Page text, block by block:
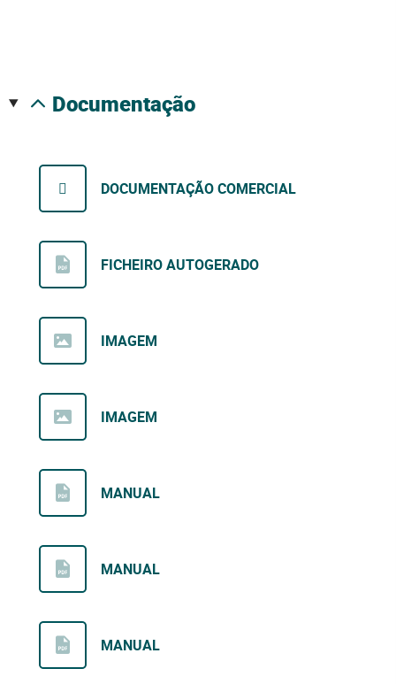
documentação
DOCUMENTAÇÃO COMERCIAL
FICHEIRO AUTOGERADO
IMAGEM
IMAGEM
MANUAL
MANUAL
MANUAL